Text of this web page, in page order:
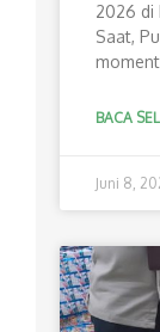
2026 di
Saat,
BACA
Juni 8,